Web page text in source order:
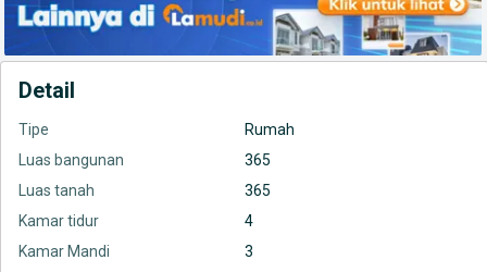
Detail
Tipe
Rumah
Luas bangunan
365
Luas tanah
365
Kamar tidur
4
Kamar Mandi
3